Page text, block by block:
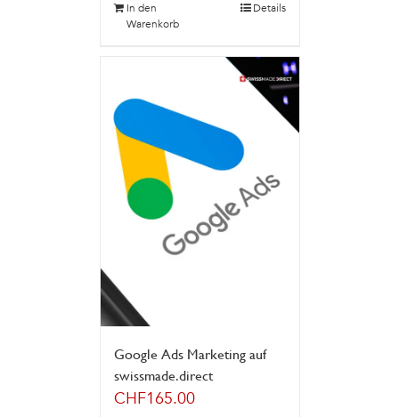
In den
Warenkorb
Details
Google Ads Marketing auf
swissmade.direct
CHF165.00